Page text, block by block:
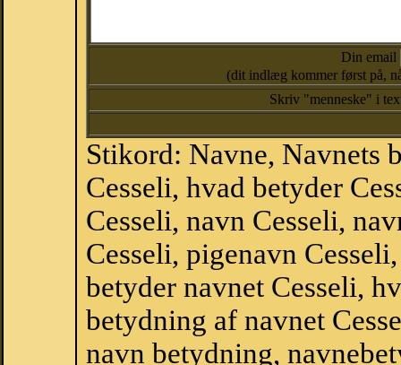
Din email
(dit indlæg kommer først på,
Skriv "menneske" i
Stikord: Navne, Navnets
Cesseli, hvad betyder
Cesseli, navn Cesseli,
Cesseli, pigenavn
betyder navnet Cesseli,
betydning af navnet
navn betydning,